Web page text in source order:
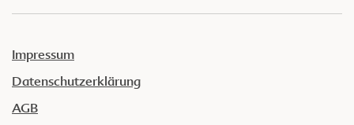
Impressum
Datenschutzerklärung
AGB